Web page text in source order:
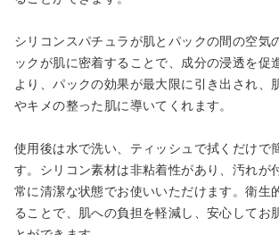
シリコンスパチュラが肌とパックの間の空気
ックが肌に密着することで、成分の浸透を促
より、パックの効果が最大限に引き出され、
やキメの整った肌に導いてくれます。
使用後は水で洗い、ティッシュで拭くだけで
す。シリコン素材は非粘着性があり、汚れが
常に清潔な状態でお使いいただけます。衛生
ることで、肌への負担を軽減し、安心してお